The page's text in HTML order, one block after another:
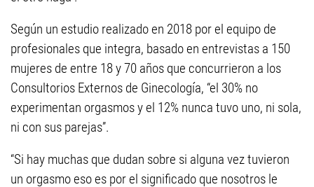
Según un estudio realizado en 2018 por el equipo de
profesionales que integra, basado en entrevistas a 150
mujeres de entre 18 y 70 años que concurrieron a los
Consultorios Externos de Ginecología, “el 30% no
experimentan orgasmos y el 12% nunca tuvo uno, ni sola,
ni con sus parejas”.
“Si hay muchas que dudan sobre si alguna vez tuvieron
un orgasmo eso es por el significado que nosotros le